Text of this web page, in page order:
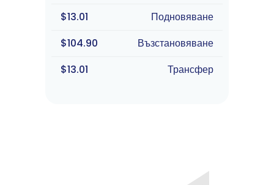
$13.01
Подновяване
$104.90
Възстановяване
$13.01
Трансфер